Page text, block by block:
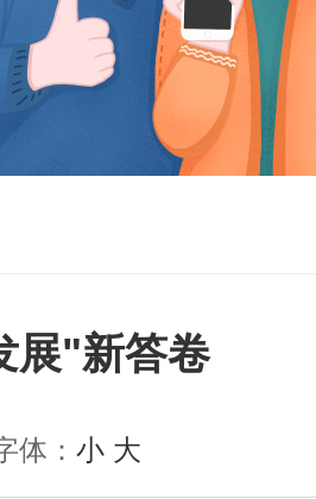
展"新答卷
体： 小 大